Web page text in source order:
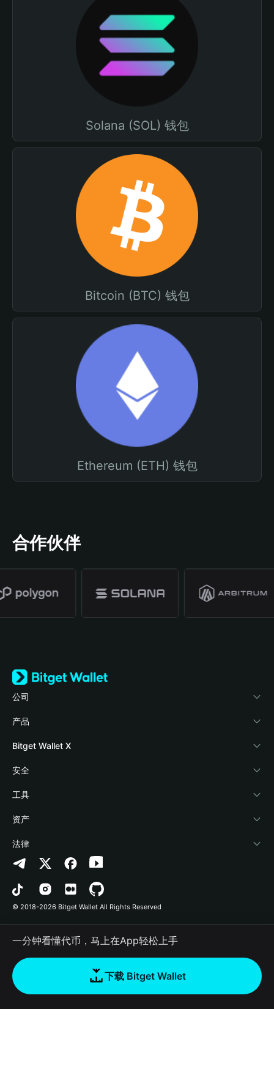
Solana (SOL) 钱包
Bitcoin (BTC) 钱包
Ethereum (ETH) 钱包
合作伙伴
公司
关于 Bitget Wallet
博客
学院
加密资讯
帮助中心
联系我们
品牌资源
工作机会
产品
加密卡
稳定币理财
Payfi Crypto
Crypto Swap API
山寨季指数
预测市场
DApp
RWA
如何购买加密货币
Bitget Wallet X
开发者文档
接入钱包
Bitget Wallet Pay
合作上架
安全
风险保障基金
安全防护技术
工具
快捷买币
授权检测
合约检测
批量转账
资产
Arbitrum
Avalanche
Bitcoin
Polygon
法律
隐私协议
用户使用协议
© 2018-2026 Bitget Wallet All Rights Reserved
一分钟看懂代币，马上在App轻松上手
下载 Bitget Wallet